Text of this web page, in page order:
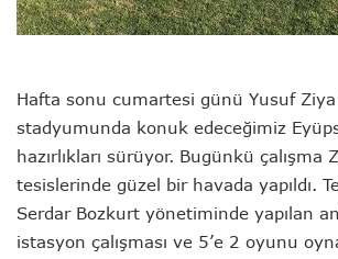
Hafta sonu cumartesi günü Yusuf
stadyumunda konuk edeceğimiz
hazırlıkları sürüyor. Bugünkü çalışma
tesislerinde güzel bir havada yapıldı.
Serdar Bozkurt yönetiminde yapılan
istasyon çalışması ve 5’e 2 oyunu